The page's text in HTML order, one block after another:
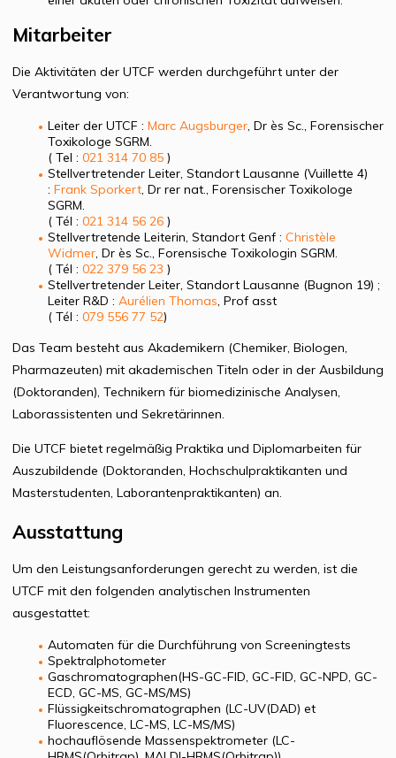
Mitarbeiter
Die Aktivitäten der UTCF werden durchgeführt unter der
Verantwortung von:
Leiter der UTCF : Marc Augsburger, Dr ès Sc., Forensischer
Toxikologe SGRM.
( Tel : 021 314 70 85 )
Stellvertretender Leiter, Standort Lausanne (Vuillette 4)
: Frank Sporkert, Dr rer nat., Forensischer Toxikologe
SGRM.
( Tél : 021 314 56 26 )
Stellvertretende Leiterin, Standort Genf : Christèle
Widmer, Dr ès Sc., Forensische Toxikologin SGRM.
( Tél : 022 379 56 23 )
Stellvertretender Leiter, Standort Lausanne (Bugnon 19) ;
Leiter R&D : Aurélien Thomas, Prof asst
( Tél : 079 556 77 52)
Das Team besteht aus Akademikern (Chemiker, Biologen,
Pharmazeuten) mit akademischen Titeln oder in der Ausbildung
(Doktoranden), Technikern für biomedizinische Analysen,
Laborassistenten und Sekretärinnen.
Die UTCF bietet regelmäßig Praktika und Diplomarbeiten für
Auszubildende (Doktoranden, Hochschulpraktikanten und
Masterstudenten, Laborantenpraktikanten) an.
Ausstattung
Um den Leistungsanforderungen gerecht zu werden, ist die
UTCF mit den folgenden analytischen Instrumenten
ausgestattet:
Automaten für die Durchführung von Screeningtests
Spektralphotometer
Gaschromatographen(HS-GC-FID, GC-FID, GC-NPD, GC-
ECD, GC-MS, GC-MS/MS)
Flüssigkeitschromatographen (LC-UV(DAD) et
Fluorescence, LC-MS, LC-MS/MS)
hochauflösende Massenspektrometer (LC-